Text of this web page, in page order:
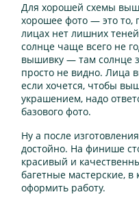
Для хорошей схемы
хорошее фото — это то,
лицах нет лишних
солнце чаще всего не
вышивку — там солнце
просто не видно. Лица
если хочется, чтобы
украшением, надо
базового фото.
Ну а после
достойно. На финише
красивый и
багетные мастерские, в
оформить работу.